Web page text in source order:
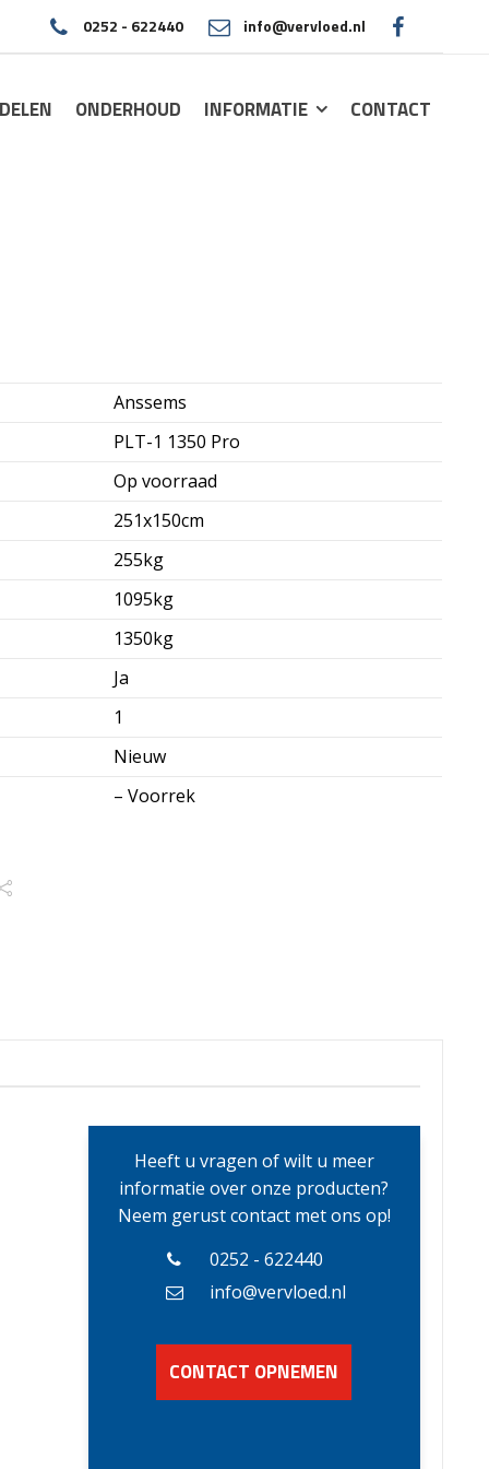
0252 - 622440 info@vervloed.nl
ONDERHOUD INFORMATIE CONTACT
Anssems
PLT-1 1350 Pro
Op voorraad
251x150cm
255kg
1095kg
1350kg
Ja
1
Nieuw
– Voorrek
Heeft u vragen of wilt u meer
informatie over onze producten?
Neem gerust contact met ons op!
0252 - 622440
info@vervloed.nl
CONTACT OPNEMEN